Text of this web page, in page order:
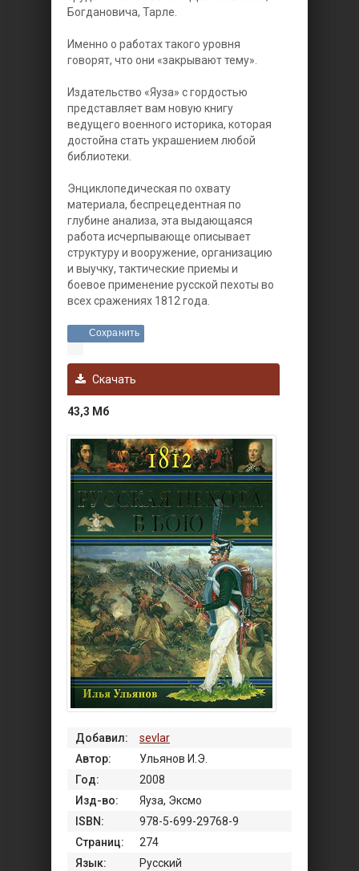
Богдановича, Тарле.
Именно о работах такого уровня
говорят, что они «закрывают тему».
Издательство «Яуза» с гордостью
представляет вам новую книгу
ведущего военного историка, которая
достойна стать украшением любой
библиотеки.
Энциклопедическая по охвату
материала, беспрецедентная по
глубине анализа, эта выдающаяся
работа исчерпывающе описывает
структуру и вооружение, организацию
и выучку, тактические приемы и
боевое применение русской пехоты во
всех сражениях 1812 года.
Сохранить
Скачать
43,3 Мб
Добавил:
sevlar
Автор:
Ульянов И.Э.
Год:
2008
Изд-во:
Яуза, Эксмо
ISBN:
978-5-699-29768-9
Страниц:
274
Язык:
Русский